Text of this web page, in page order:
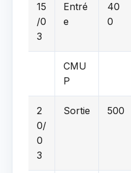
15
/0
3
Entré
e
40
0
CMU
P
2
0/
0
3
Sortie 500